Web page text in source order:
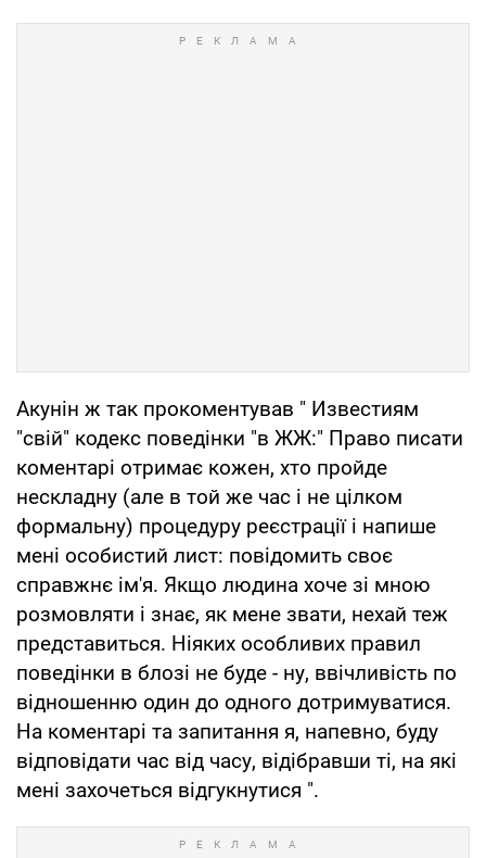
Акунін ж так прокоментував " Известиям
"свій" кодекс поведінки "в ЖЖ:" Право писати
коментарі отримає кожен, хто пройде
нескладну (але в той же час і не цілком
формальну) процедуру реєстрації і напише
мені особистий лист: повідомить своє
справжнє ім'я. Якщо людина хоче зі мною
розмовляти і знає, як мене звати, нехай теж
представиться. Ніяких особливих правил
поведінки в блозі не буде - ну, ввічливість по
відношенню один до одного дотримуватися.
На коментарі та запитання я, напевно, буду
відповідати час від часу, відібравши ті, на які
мені захочеться відгукнутися ".